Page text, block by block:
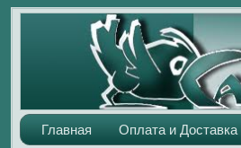
Главная Оплата и Доставка